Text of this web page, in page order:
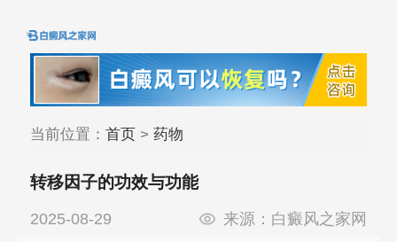
当前位置： 首页> 药物
转移因子的功效与功能
2025-08-29 来源： 白癜风之家网